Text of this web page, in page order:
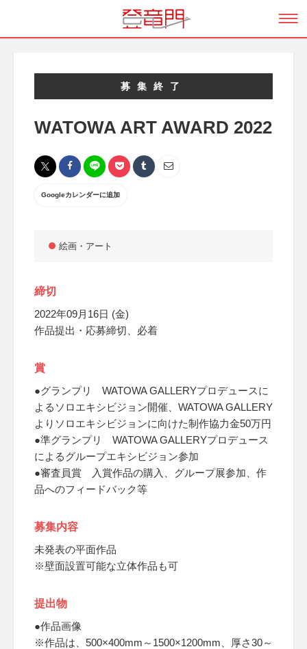
募集終了
WATOWA ART AWARD 2022
Googleカレンダーに追加
絵画・アート
締切
2022年09月16日 (金)
作品提出・応募締切、必着
賞
●グランプリ WATOWA GALLERYプロデュースに
よるソロエキシビジョン開催、WATOWA GALLERY
よりソロエキシビジョンに向けた制作協力金50万円
●準グランプリ WATOWA GALLERYプロデュース
によるグループエキシビジョン参加
●審査員賞 入賞作品の購入、グループ展参加、作
品へのフィードバック等
募集内容
未発表の平面作品
※壁面設置可能な立体作品も可
提出物
●作品画像
※作品は、500×400mm～1500×1200mm、厚さ30～